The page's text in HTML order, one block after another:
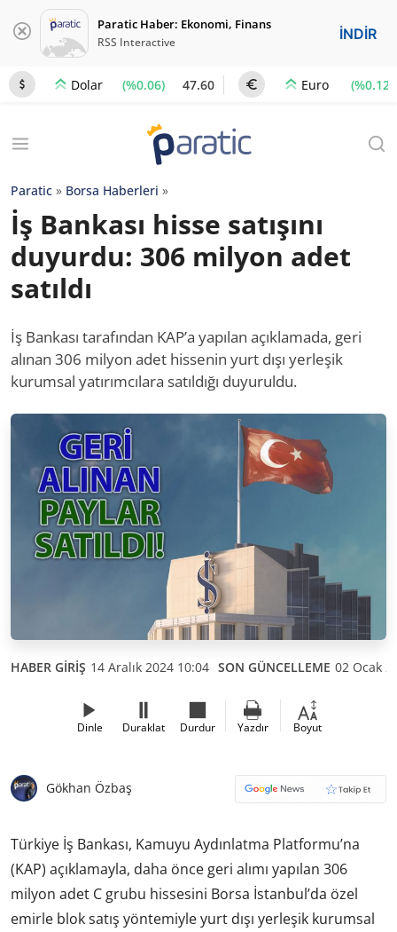
Paratic Haber: Ekonomi, Finans
RSS Interactive İNDİR
Dolar (%0.06) 47.60 Euro (%0.12)
Paratic » Borsa Haberleri »
İş Bankası hisse satışını
duyurdu: 306 milyon adet
satıldı
İş Bankası tarafından KAP’a yapılan açıklamada, geri
alınan 306 milyon adet hissenin yurt dışı yerleşik
kurumsal yatırımcılara satıldığı duyuruldu.
HABER GİRİŞ 14 Aralık 2024 10:04 SON GÜNCELLEME 02 Ocak
Dinle Duraklat Durdur Yazdır Boyut
Gökhan Özbaş
Türkiye İş Bankası, Kamuyu Aydınlatma Platformu’na
(KAP) açıklamayla, daha önce geri alımı yapılan 306
milyon adet C grubu hissesini Borsa İstanbul’da özel
emirle blok satış yöntemiyle yurt dışı yerleşik kurumsal